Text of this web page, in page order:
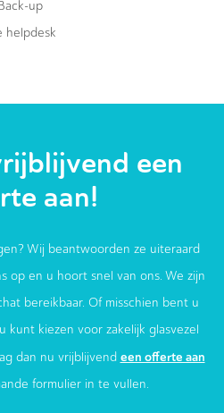
up
helpdesk
een
aan!
Wij beantwoorden ze uiteraard
op en u hoort snel van ons. We zijn
bereikbaar. Of misschien bent u
kunt kiezen voor zakelijk glasvezel
dan nu vrijblijvend een offerte aan
formulier in te vullen.